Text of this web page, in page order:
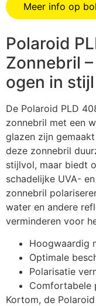
Meer info op
Polaroid
Zonnebril
ogen in stijl
De Polaroid PLD
zonnebril met een
glazen zijn
deze zonnebril
stijlvol, maar biedt
schadelijke UVA-
zonnebril
water en andere
verminderen voor
Hoogwaardig
Optimale
Polarisatie
Comfortabele
Kortom, de